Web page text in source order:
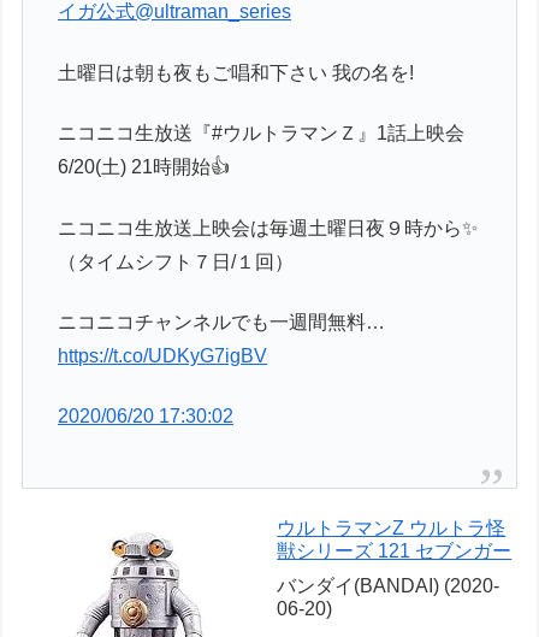
イガ公式@ultraman_series
土曜日は朝も夜もご唱和下さい 我の名を!
ニコニコ生放送『#ウルトラマンＺ』1話上映会
6/20(土) 21時開始👍
ニコニコ生放送上映会は毎週土曜日夜９時から✨
（タイムシフト７日/１回）
ニコニコチャンネルでも一週間無料…
https://t.co/UDKyG7igBV
2020/06/20 17:30:02
ウルトラマンZ ウルトラ怪
獣シリーズ 121 セブンガー
バンダイ(BANDAI) (2020-
06-20)